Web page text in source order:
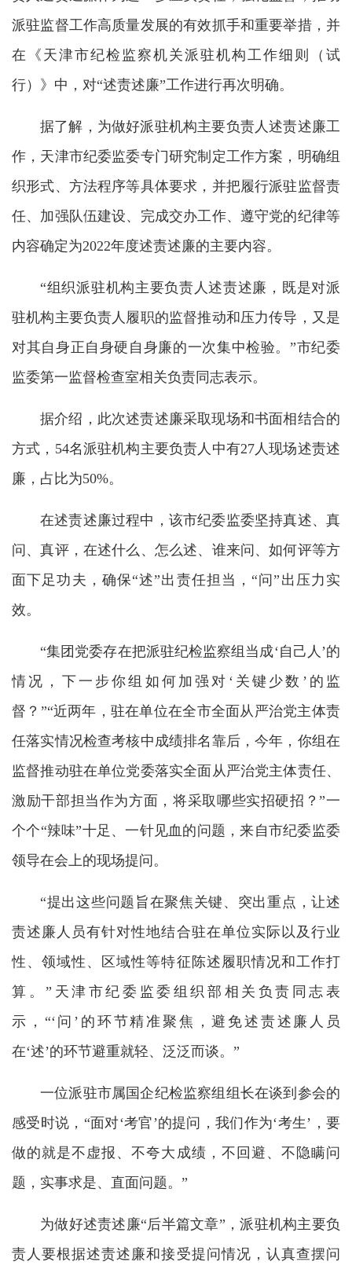
派驻监督工作高质量发展的有效抓手和重要举措，并
在《天津市纪检监察机关派驻机构工作细则（试
行）》中，对“述责述廉”工作进行再次明确。
据了解，为做好派驻机构主要负责人述责述廉工
作，天津市纪委监委专门研究制定工作方案，明确组
织形式、方法程序等具体要求，并把履行派驻监督责
任、加强队伍建设、完成交办工作、遵守党的纪律等
内容确定为2022年度述责述廉的主要内容。
“组织派驻机构主要负责人述责述廉，既是对派
驻机构主要负责人履职的监督推动和压力传导，又是
对其自身正自身硬自身廉的一次集中检验。”市纪委
监委第一监督检查室相关负责同志表示。
据介绍，此次述责述廉采取现场和书面相结合的
方式，54名派驻机构主要负责人中有27人现场述责述
廉，占比为50%。
在述责述廉过程中，该市纪委监委坚持真述、真
问、真评，在述什么、怎么述、谁来问、如何评等方
面下足功夫，确保“述”出责任担当，“问”出压力实
效。
“集团党委存在把派驻纪检监察组当成‘自己人’的
情况，下一步你组如何加强对‘关键少数’的监
督？”“近两年，驻在单位在全市全面从严治党主体责
任落实情况检查考核中成绩排名靠后，今年，你组在
监督推动驻在单位党委落实全面从严治党主体责任、
激励干部担当作为方面，将采取哪些实招硬招？”一
个个“辣味”十足、一针见血的问题，来自市纪委监委
领导在会上的现场提问。
“提出这些问题旨在聚焦关键、突出重点，让述
责述廉人员有针对性地结合驻在单位实际以及行业
性、领域性、区域性等特征陈述履职情况和工作打
算。”天津市纪委监委组织部相关负责同志表
示，“‘问’的环节精准聚焦，避免述责述廉人员
在‘述’的环节避重就轻、泛泛而谈。”
一位派驻市属国企纪检监察组组长在谈到参会的
感受时说，“面对‘考官’的提问，我们作为‘考生’，要
做的就是不虚报、不夸大成绩，不回避、不隐瞒问
题，实事求是、直面问题。”
为做好述责述廉“后半篇文章”，派驻机构主要负
责人要根据述责述廉和接受提问情况，认真查摆问